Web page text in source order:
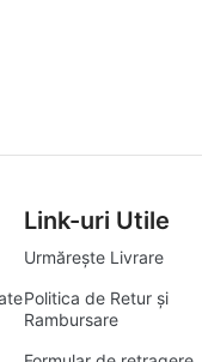
Calitate
din categoriile casă
sub egida
ale clienților
am transformat
schimbare
destinația ta
amenajări și soluții
Link-uri Utile
Urmărește Livrare
Politica de Retur și
Rambursare